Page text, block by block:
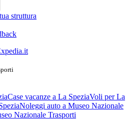
struttura
Case vacanze a La SpeziaVoli per La
Noleggi auto a Museo Nazionale
Nazionale Trasporti